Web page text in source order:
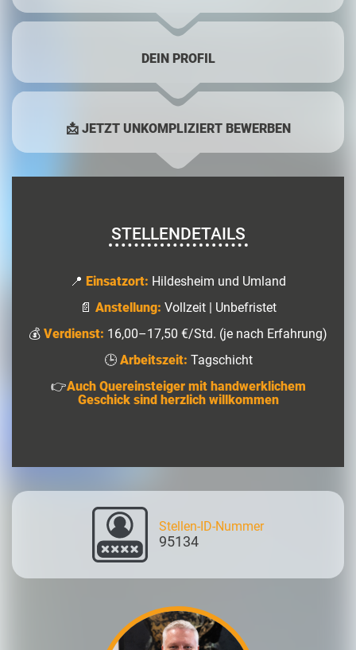
DEIN PROFIL
📩 JETZT UNKOMPLIZIERT BEWERBEN
STELLENDETAILS
📍 Einsatzort: Hildesheim und Umland
📄 Anstellung: Vollzeit | Unbefristet
💰 Verdienst: 16,00–17,50 €/Std. (je nach Erfahrung)
🕒 Arbeitszeit: Tagschicht
👉Auch Quereinsteiger mit handwerklichem
Geschick sind herzlich willkommen
Stellen-ID-Nummer
95134